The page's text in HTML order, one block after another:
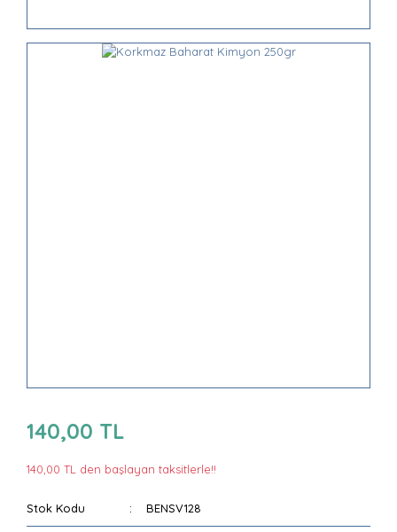
140,00 TL
140,00 TL den başlayan taksitlerle!!
Stok Kodu BENSV128